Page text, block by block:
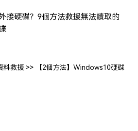
接硬碟？9個方法救援無法讀取的
料救援 >>
【2個方法】Windows10硬碟